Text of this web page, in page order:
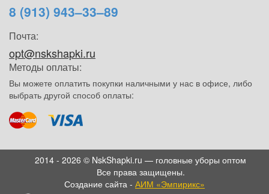
8 (913) 943–33–89
Почта:
opt@nskshapki.ru
Методы оплаты:
Вы можете оплатить покупки наличными у нас в офисе, либо
выбрать другой способ оплаты:
2014 - 2026 © NskShapki.ru — головные уборы оптом
Все права защищены.
Создание сайта - АИМ «Эмпирикс»